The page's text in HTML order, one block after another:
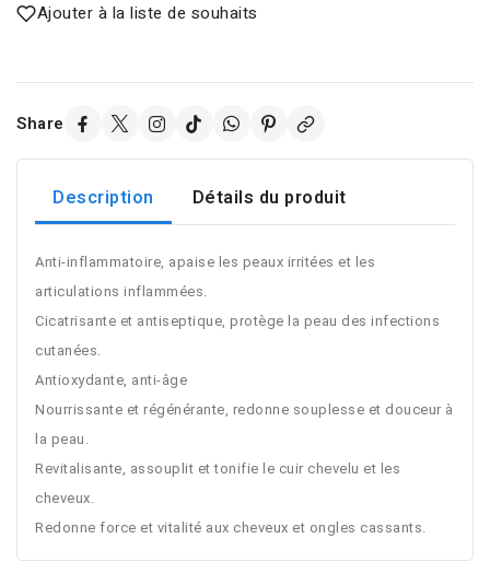
Ajouter à la liste de souhaits
Share
Description Détails du produit
Anti-inflammatoire, apaise les peaux irritées et les
articulations inflammées.
Cicatrisante et antiseptique, protège la peau des infections
cutanées.
Antioxydante, anti-âge
Nourrissante et régénérante, redonne souplesse et douceur à
la peau.
Revitalisante, assouplit et tonifie le cuir chevelu et les
cheveux.
Redonne force et vitalité aux cheveux et ongles cassants.